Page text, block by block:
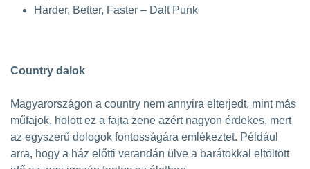
Harder, Better, Faster – Daft Punk
Country dalok
Magyarországon a country nem annyira elterjedt, mint más
műfajok, holott ez a fajta zene azért nagyon érdekes, mert
az egyszerű dologok fontosságára emlékeztet. Például
arra, hogy a ház előtti verandán ülve a barátokkal eltöltött